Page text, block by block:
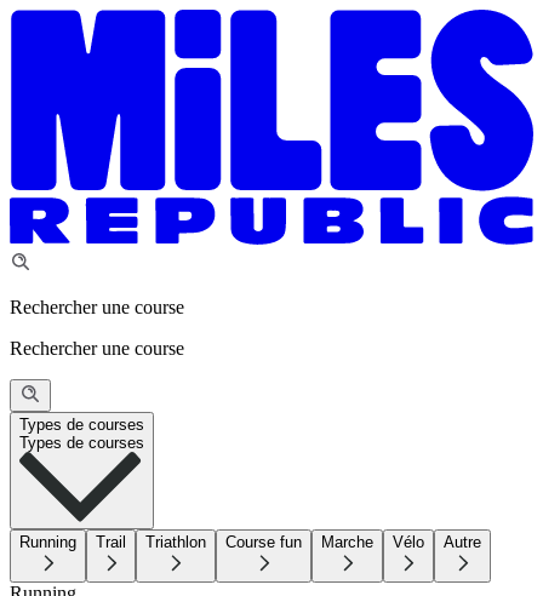
Rechercher une course
Rechercher une course
Types de courses
Types de courses
Running Trail Triathlon Course fun Marche Vélo Autre